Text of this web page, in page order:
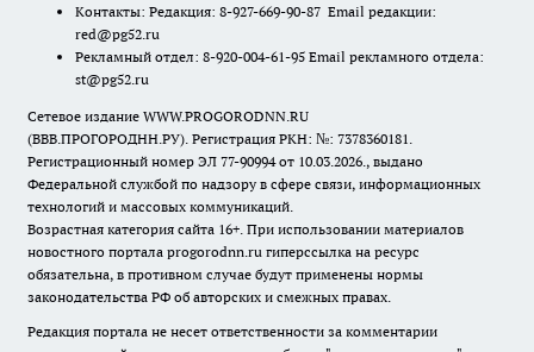
Контакты: Редакция: 8-927-669-90-87 Email редакции:
red@pg52.ru
Рекламный отдел: 8-920-004-61-95 Email рекламного отдела:
st@pg52.ru
Сетевое издание WWW.PROGORODNN.RU
(ВВВ.ПРОГОРОДНН.РУ). Регистрация РКН: №: 7378360181.
Регистрационный номер ЭЛ 77-90994 от 10.03.2026., выдано
Федеральной службой по надзору в сфере связи, информационных
технологий и массовых коммуникаций.
Возрастная категория сайта 16+. При использовании материалов
новостного портала progorodnn.ru гиперссылка на ресурс
обязательна, в противном случае будут применены нормы
законодательства РФ об авторских и смежных правах.
Редакция портала не несет ответственности за комментарии